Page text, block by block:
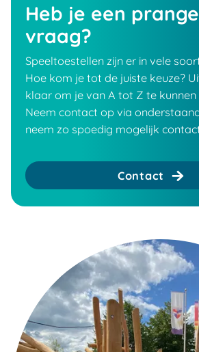
Heb je een
vraag?
Speeltoestellen zijn er in vele
Hoe kom je tot de juiste keuze?
klaar om je van A tot Z te kunnen
Neem contact op via
neem zo spoedig mogelijk
Contact